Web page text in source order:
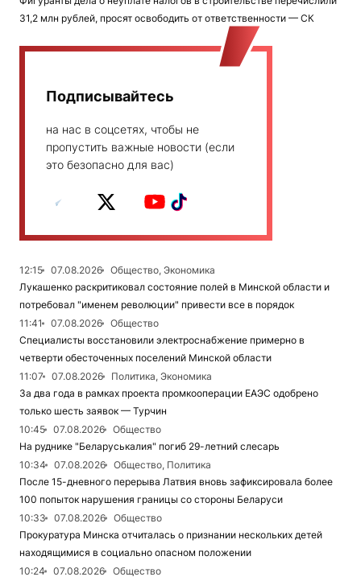
31,2 млн рублей, просят освободить от ответственности — СК
Подписывайтесь
на нас в соцсетях, чтобы не
пропустить важные новости (если
это безопасно для вас)
12:15 07.08.2026
Общество, Экономика
Лукашенко раскритиковал состояние полей в Минской области и
потребовал "именем революции" привести все в порядок
11:41
07.08.2026
Общество
Специалисты восстановили электроснабжение примерно в
четверти обесточенных поселений Минской области
11:07
07.08.2026
Политика, Экономика
За два года в рамках проекта промкооперации ЕАЭС одобрено
только шесть заявок — Турчин
10:45
07.08.2026
Общество
На руднике "Беларуськалия" погиб 29-летний слесарь
10:34
07.08.2026
Общество, Политика
После 15-дневного перерыва Латвия вновь зафиксировала более
100 попыток нарушения границы со стороны Беларуси
10:33
07.08.2026
Общество
Прокуратура Минска отчиталась о признании нескольких детей
находящимися в социально опасном положении
10:24
07.08.2026
Общество